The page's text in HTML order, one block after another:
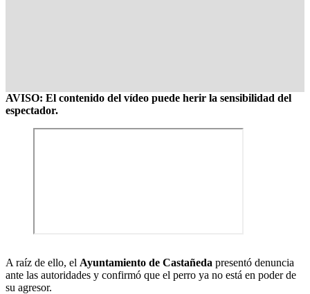
AVISO: El contenido del vídeo puede herir la sensibilidad del
espectador.
A raíz de ello, el Ayuntamiento de Castañeda presentó denuncia
ante las autoridades y confirmó que el perro ya no está en poder de
su agresor.